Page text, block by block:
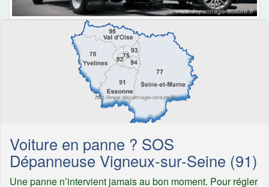
Voiture en panne ? SOS
Dépanneuse Vigneux-sur-Seine (91)
Une panne n’intervient jamais au bon moment. Pour régler